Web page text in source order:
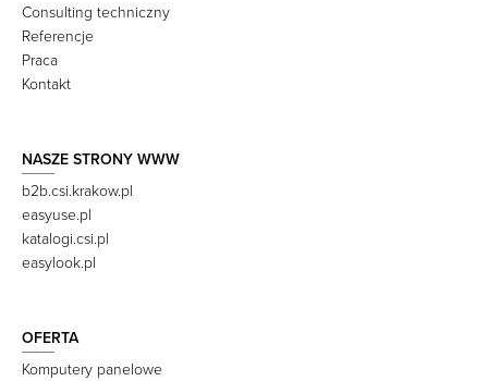
Consulting techniczny
Referencje
Praca
Kontakt
NASZE STRONY WWW
b2b.csi.krakow.pl
easyuse.pl
katalogi.csi.pl
easylook.pl
OFERTA
Komputery panelowe